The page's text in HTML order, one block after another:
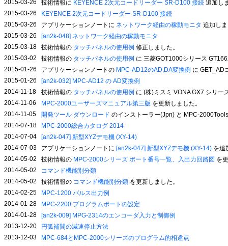
2015-03-26
技術情報に KEYENCE 2次元コードリーダー SR-D100 接続 追加し
2015-03-26
KEYENCE 2次元コードリーダー SR-D100 接続
2015-03-26
アプリケーションノートに ネットワーク経由の稼動モニタ 追加し
2015-03-26
[an2k-048] ネットワーク経由の稼動モニタ
2015-03-18
技術情報の タッチパネルの使用例 修正しました。
2015-03-02
技術情報の タッチパネルの使用例 に 三菱GOT1000シリース
2015-01-26
アプリケーションノートの MPC-AD12のAD,DA変換例 に GET_AD
2015-01-26
[an2k-032] MPC-AD12 の AD変換例
2014-11-18
技術情報の タッチパネルの使用例 に (株)ミスミ VONA GX7 シリー
2014-11-06
MPC-2000ユーザーズマニュアル第三版 を更新しました。
2014-11-05
開発ツール ダウンロード のインストーラー(Jpn) と MPC-
2014-07-18
MPC-2000総合カタログ 2014
2014-07-04
[an2k-047] 新型XYZデモ機 (XY-14)
2014-07-03
アプリケーションノートに [an2k-047] 新型XYZデモ機 (XY-14) を追
2014-05-02
技術情報の MPC-2000シリーズ ポート番号一覧、入出力回路図 を
2014-05-02
コマンド機能別分類
2014-05-02
技術情報の コマンド機能別分類 を更新しました。
2014-02-25
MPC-1200 パルス出力例
2014-01-28
MPC-2200 プログラムポートの設定
2014-01-28
[an2k-009] MPG-2314のエンコーダ入力と制御例
2013-12-20
円弧補間の減速停止方法
2013-12-03
MPC-684とMPC-2000シリーズのプログラム的相違点